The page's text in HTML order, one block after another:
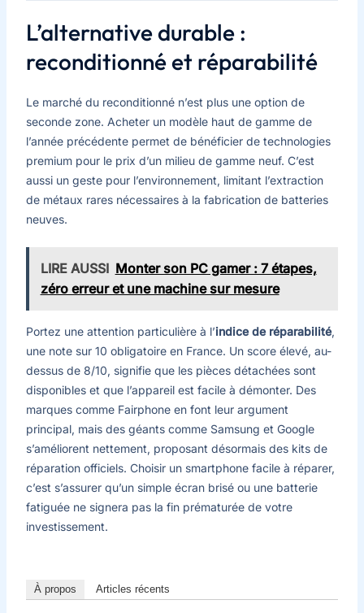
L’alternative durable :
reconditionné et réparabilité
Le marché du reconditionné n’est plus une option de
seconde zone. Acheter un modèle haut de gamme de
l’année précédente permet de bénéficier de technologies
premium pour le prix d’un milieu de gamme neuf. C’est
aussi un geste pour l’environnement, limitant l’extraction
de métaux rares nécessaires à la fabrication de batteries
neuves.
LIRE AUSSI Monter son PC gamer : 7 étapes,
zéro erreur et une machine sur mesure
Portez une attention particulière à l’indice de réparabilité,
une note sur 10 obligatoire en France. Un score élevé, au-
dessus de 8/10, signifie que les pièces détachées sont
disponibles et que l’appareil est facile à démonter. Des
marques comme Fairphone en font leur argument
principal, mais des géants comme Samsung et Google
s’améliorent nettement, proposant désormais des kits de
réparation officiels. Choisir un smartphone facile à réparer,
c’est s’assurer qu’un simple écran brisé ou une batterie
fatiguée ne signera pas la fin prématurée de votre
investissement.
À propos Articles récents